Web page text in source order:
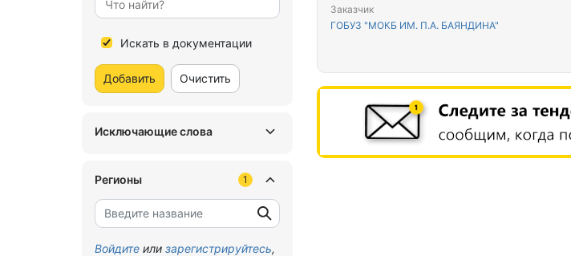
Искать в документации
Добавить Очистить
Исключающие слова
Регионы 1
Войдите или зарегистрируйтесь,
Заказчик
ГОБУЗ "МОКБ ИМ. П.А. БАЯНДИНА"